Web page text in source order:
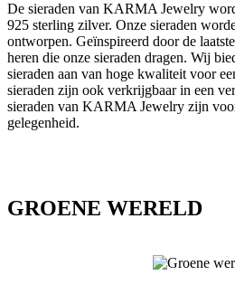
De sieraden van KARMA Jewelry
925 sterling zilver. Onze sieraden
ontworpen. Geïnspireerd door de
heren die onze sieraden dragen. Wij
sieraden aan van hoge kwaliteit voor
sieraden zijn ook verkrijgbaar in een
sieraden van KARMA Jewelry zijn
gelegenheid.
GROENE WERELD